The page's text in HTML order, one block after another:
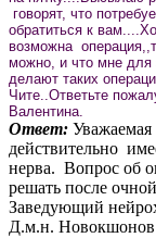
говорят, что
обратиться к
возможна
можно, и что мне для
делают таких
Чите..Ответьте
Валентина.
Ответ:
действительно
нерва. Вопрос об
решать после
Заведующий
Д.м.н.